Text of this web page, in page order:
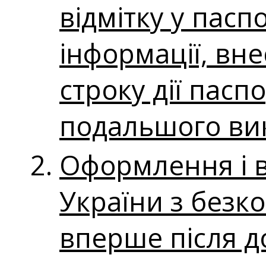
відмітку у
інформації,
строку дії
подальшого
Оформлення і
України з
вперше після